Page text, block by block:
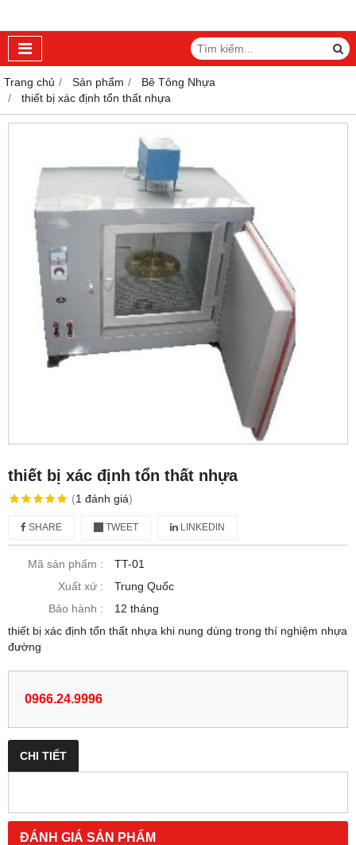
Trang chủ Sản phẩm
Bê Tông Nhựa
thiết bị xác định tổn thất nhựa
thiết bị xác định tổn thất nhựa
(1 đánh giá)
SHARE TWEET LINKEDIN
Mã sản phẩm :
TT-01
Xuất xứ :
Trung Quốc
Bảo hành :
12 tháng
thiết bị xác định tổn thất nhựa khi nung dùng trong thí nghiệm nhựa
đường
0966.24.9996
CHI TIẾT
ĐÁNH GIÁ SẢN PHẨM